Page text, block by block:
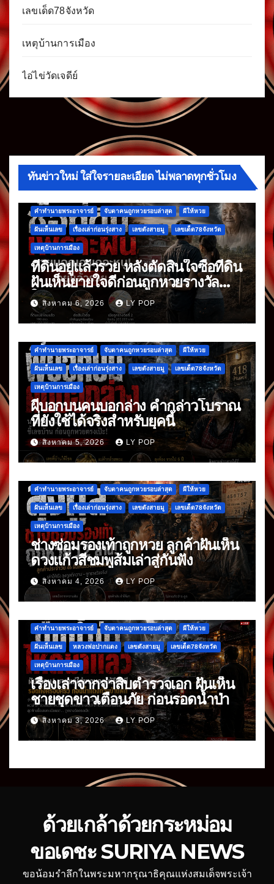
เลขเด็ด78จังหวัด
เหตุบ้านการเมือง
ไอ่ไข่วัดเจดีย์
ทันข่าวใหม่ ใส่ใจรายละเอียด ไม่พลาดทุกชั่วโมง
คำทำนายพระอาจารย์ จับตาคนถูกหวยรอบล่าสุด ผีให้หวย
ฝันเห็นเลข เรื่องเล่าก่อนรุ่งสาง เลขดังสายมู เลขเด็ด78จังหวัด
เหตุบ้านการเมือง
ที่ดินอยู่แล้วรวย หลังตัดสินใจซื้อที่ดิน
ฝันเห็นยายใจดีก่อนถูกหวยรางวัล
ใหญ่
สิงหาคม 6, 2026 LY POP
คำทำนายพระอาจารย์ จับตาคนถูกหวยรอบล่าสุด ผีให้หวย
ฝันเห็นเลข เรื่องเล่าก่อนรุ่งสาง เลขดังสายมู เลขเด็ด78จังหวัด
เหตุบ้านการเมือง
ผีบอกบนคนบอกล่าง คำกล่าวโบราณ
ที่ยังใช้ได้จริงสำหรับยุคนี้
สิงหาคม 5, 2026 LY POP
คำทำนายพระอาจารย์ จับตาคนถูกหวยรอบล่าสุด ผีให้หวย
ฝันเห็นเลข เรื่องเล่าก่อนรุ่งสาง เลขดังสายมู เลขเด็ด78จังหวัด
เหตุบ้านการเมือง
ช่างซ่อมรองเท้าถูกหวย ลูกค้าฝันเห็น
ดวงแก้วสีชมพูส้มเล่าสู่กันฟัง
สิงหาคม 4, 2026 LY POP
คำทำนายพระอาจารย์ จับตาคนถูกหวยรอบล่าสุด ผีให้หวย
ฝันเห็นเลข หลวงพ่อปากแดง เลขดังสายมู เลขเด็ด78จังหวัด
เหตุบ้านการเมือง
เรื่องเล่าจากจ่าสิบตำรวจเอก ฝันเห็น
ชายชุดขาวเตือนภัย ก่อนรอดน้ำป่า
สิงหาคม 3, 2026 LY POP
ด้วยเกล้าด้วยกระหม่อม
ขอเดชะ SURIYA NEWS
ขอน้อมรำลึกในพระมหากรุณาธิคุณแห่งสมเด็จพระเจ้า